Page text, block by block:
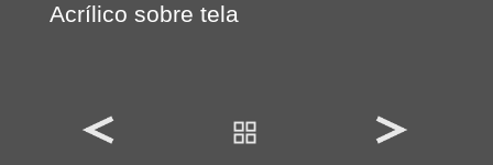
Acrílico sobre tela